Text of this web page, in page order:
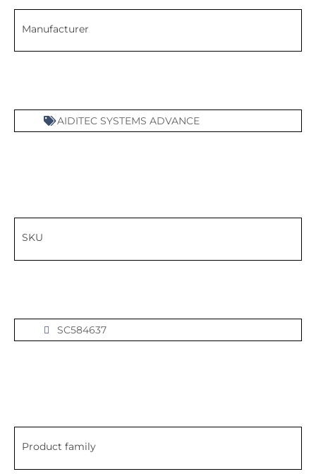
Manufacturer
AIDITEC SYSTEMS ADVANCE
SKU
SC584637
Product family